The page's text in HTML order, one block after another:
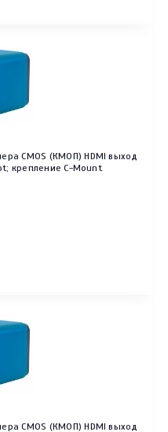
CMOS (КМОП) HDMI выход
крепление C-Mount
CMOS (КМОП) HDMI выход